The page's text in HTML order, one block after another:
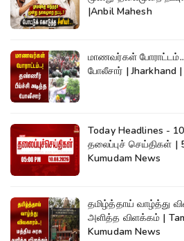
|Anbil Mahesh
மாணவர்கள்
போலீசார் | Jharkhand
Today Headlines -
தலைப்புச் செய்திகள் |
Kumudam News
தமிழ்த்தாய் வாழ்த்து
அளித்த விளக்கம் |
Kumudam News